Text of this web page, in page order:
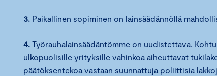
3. Paikallinen sopiminen on lainsäädännöllä
4. Työrauhalainsäädäntömme on uudistettava.
ulkopuolisille yrityksille vahinkoa aiheuttavat
päätöksentekoa vastaan suunnattuja poliittisia